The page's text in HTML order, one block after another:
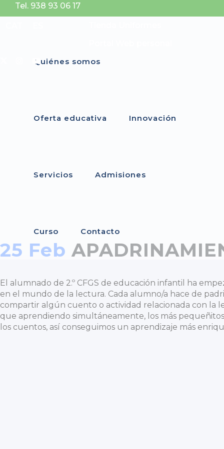
Tel. 938 93 06 17
Quiénes somos
Oferta educativa Innovación
Servicios Admisiones
Curso Contacto
25 Feb
El alumnado de 2.º CFGS de educación infantil ha
en el mundo de la lectura. Cada alumno/a hace de
compartir algún cuento o actividad relacionada con la
que aprendiendo simultáneamente, los más
los cuentos, así conseguimos un aprendizaje más